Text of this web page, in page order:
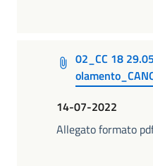
02_CC 18
14-07-2022
Allegato formato